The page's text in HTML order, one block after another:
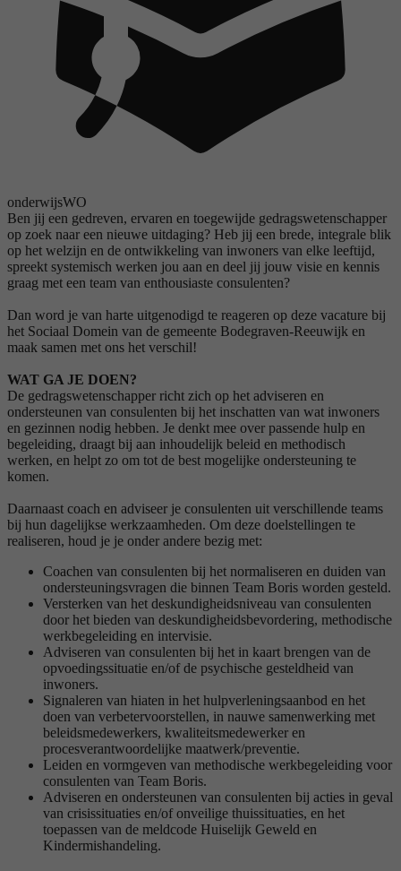
onderwijsWO
Ben jij een gedreven, ervaren en toegewijde gedragswetenschapper
op zoek naar een nieuwe uitdaging? Heb jij een brede, integrale blik
op het welzijn en de ontwikkeling van inwoners van elke leeftijd,
spreekt systemisch werken jou aan en deel jij jouw visie en kennis
graag met een team van enthousiaste consulenten?
Dan word je van harte uitgenodigd te reageren op deze vacature bij
het Sociaal Domein van de gemeente Bodegraven-Reeuwijk en
maak samen met ons het verschil!
WAT GA JE DOEN?
De gedragswetenschapper richt zich op het adviseren en
ondersteunen van consulenten bij het inschatten van wat inwoners
en gezinnen nodig hebben. Je denkt mee over passende hulp en
begeleiding, draagt bij aan inhoudelijk beleid en methodisch
werken, en helpt zo om tot de best mogelijke ondersteuning te
komen.
Daarnaast coach en adviseer je consulenten uit verschillende teams
bij hun dagelijkse werkzaamheden. Om deze doelstellingen te
realiseren, houd je je onder andere bezig met:
Coachen van consulenten bij het normaliseren en duiden van
ondersteuningsvragen die binnen Team Boris worden gesteld.
Versterken van het deskundigheidsniveau van consulenten
door het bieden van deskundigheidsbevordering, methodische
werkbegeleiding en intervisie.
Adviseren van consulenten bij het in kaart brengen van de
opvoedingssituatie en/of de psychische gesteldheid van
inwoners.
Signaleren van hiaten in het hulpverleningsaanbod en het
doen van verbetervoorstellen, in nauwe samenwerking met
beleidsmedewerkers, kwaliteitsmedewerker en
procesverantwoordelijke maatwerk/preventie.
Leiden en vormgeven van methodische werkbegeleiding voor
consulenten van Team Boris.
Adviseren en ondersteunen van consulenten bij acties in geval
van crisissituaties en/of onveilige thuissituaties, en het
toepassen van de meldcode Huiselijk Geweld en
Kindermishandeling.